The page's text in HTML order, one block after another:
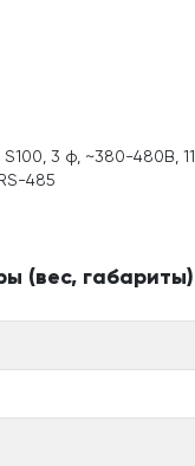
3 ф, ~380-480В,
485
(вес, габариты)